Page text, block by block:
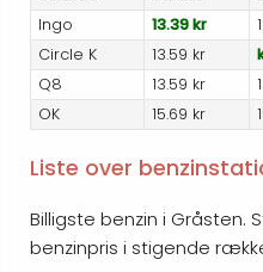
Ingo
13.39 kr
Circle K
13.59 kr
Q8
13.59 kr
OK
15.69 kr
Liste over
Billigste benzin i Gråsten.
benzinpris i stigende